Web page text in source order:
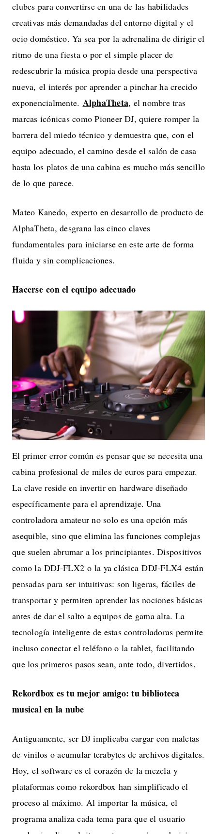
clubes para convertirse en una de las habilidades
creativas más demandadas del entorno digital y el
ocio doméstico. Ya sea por la adrenalina de dirigir el
ritmo de una fiesta o por el simple placer de
redescubrir la música propia desde una perspectiva
nueva, el interés por aprender a pinchar ha crecido
exponencialmente. AlphaTheta, el nombre tras
marcas icónicas como Pioneer DJ, quiere romper la
barrera del miedo técnico y demuestra que, con el
equipo adecuado, el camino desde el salón de casa
hasta los platos de una cabina es mucho más sencillo
de lo que parece.
Mateo Kanedo, experto en desarrollo de producto de
AlphaTheta, desgrana las cinco claves
fundamentales para iniciarse en este arte de forma
fluida y sin complicaciones.
Hacerse con el equipo adecuado
El primer error común es pensar que se necesita una
cabina profesional de miles de euros para empezar.
La clave reside en invertir en hardware diseñado
específicamente para el aprendizaje. Una
controladora amateur no solo es una opción más
asequible, sino que elimina las funciones complejas
que suelen abrumar a los principiantes. Dispositivos
como la DDJ-FLX2 o la ya clásica DDJ-FLX4 están
pensadas para ser intuitivas: son ligeras, fáciles de
transportar y permiten aprender las nociones básicas
antes de dar el salto a equipos de gama alta. La
tecnología inteligente de estas controladoras permite
incluso conectar el teléfono o la tablet, facilitando
que los primeros pasos sean, ante todo, divertidos.
Rekordbox es tu mejor amigo: tu biblioteca
musical en la nube
Antiguamente, ser DJ implicaba cargar con maletas
de vinilos o acumular terabytes de archivos digitales.
Hoy, el software es el corazón de la mezcla y
plataformas como rekordbox han simplificado el
proceso al máximo. Al importar la música, el
programa analiza cada tema para que el usuario